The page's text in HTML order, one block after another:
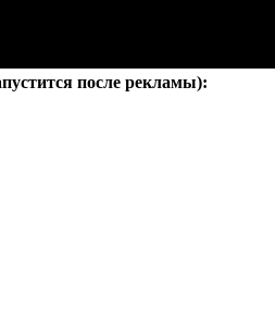
после рекламы):